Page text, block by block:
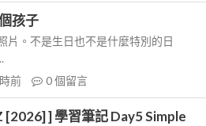
孩子
片。不是生日也不是什麼特別的日
前 0個留言
] 學習筆記 Day5 Simple